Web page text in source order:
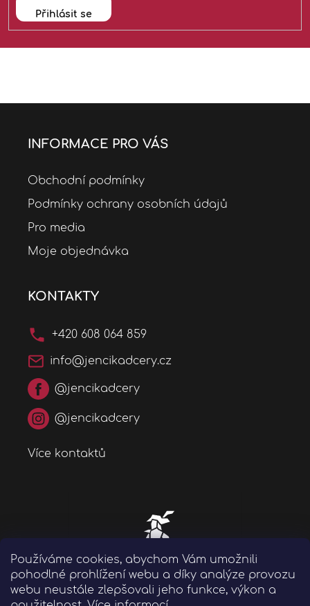
Používáme cookies, abychom Vám umožnili
pohodlné prohlížení webu a díky analýze provozu
webu neustále zlepšovali jeho funkce, výkon a
Přihlásit se
INFORMACE PRO VÁS
Obchodní podmínky
Podmínky ochrany osobních údajů
Pro media
Moje objednávka
KONTAKTY
+420 608 064 859
info@jencikadcery.cz
@jencikadcery
@jencikadcery
Více kontaktů